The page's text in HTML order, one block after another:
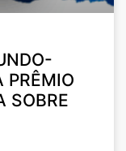
PRÊMIO
SOBRE